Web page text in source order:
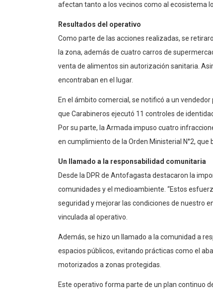
afectan tanto a los vecinos como al ecosistema
Resultados del operativo
Como parte de las acciones realizadas, se
la zona, además de cuatro carros de
venta de alimentos sin autorización sanitaria.
encontraban en el lugar.
En el ámbito comercial, se notificó a un
que Carabineros ejecutó 11 controles de
Por su parte, la Armada impuso cuatro
en cumplimiento de la Orden Ministerial N°2, que
Un llamado a la responsabilidad comunitaria
Desde la DPR de Antofagasta destacaron la
comunidades y el medioambiente. “Estos
seguridad y mejorar las condiciones de nuestro
vinculada al operativo.
Además, se hizo un llamado a la comunidad a
espacios públicos, evitando prácticas como el
motorizados a zonas protegidas.
Este operativo forma parte de un plan continuo